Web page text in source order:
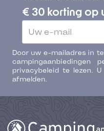
€ 30 korting op
Door uw e-mailadres in
privacybeleid te lezen.
afmelden.